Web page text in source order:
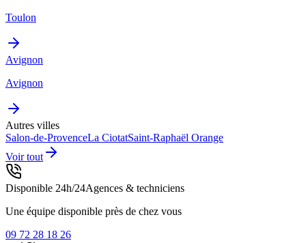
Toulon
Avignon
Avignon
Autres villes
Salon-de-ProvenceLa CiotatSaint-Raphaël Orange
Voir tout
Disponible 24h/24Agences & techniciens
Une équipe disponible près de chez vous
09 72 28 18 26